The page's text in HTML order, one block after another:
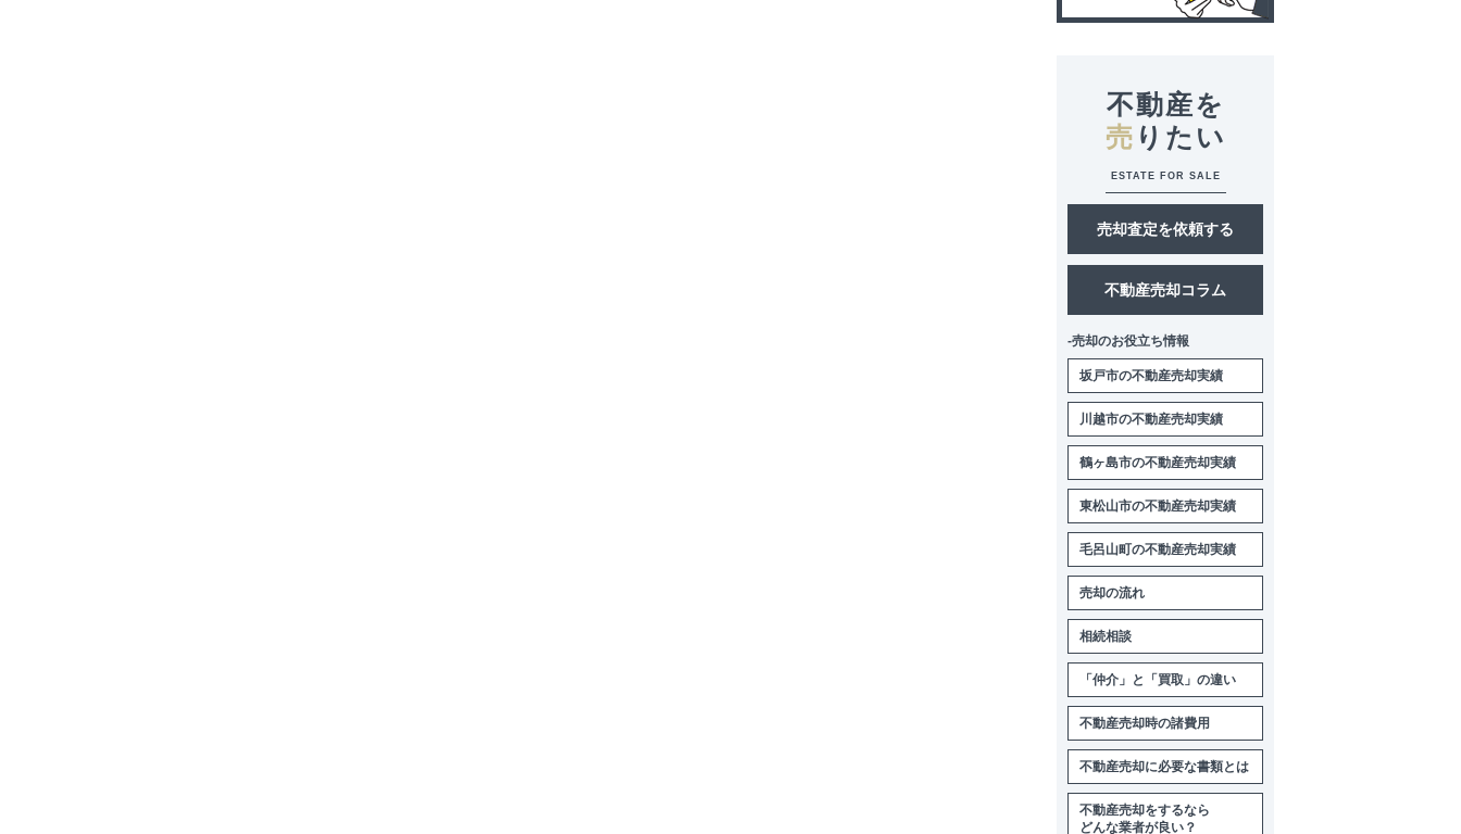
不動産を
売 りたい
ESTATE FOR SALE
売却査定を依頼する
不動産売却コラム
-売却のお役立ち情報
坂戸市の不動産売却実績
川越市の不動産売却実績
鶴ヶ島市の不動産売却実績
東松山市の不動産売却実績
毛呂山町の不動産売却実績
売却の流れ
相続相談
「仲介」と「買取」の違い
不動産売却時の諸費用
不動産売却に必要な書類とは
不動産売却をするなら
どんな業者が良い？